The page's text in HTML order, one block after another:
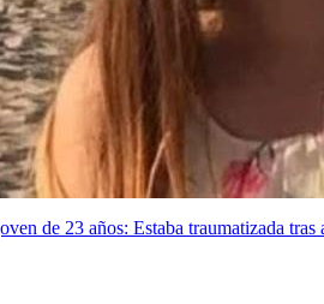
de 23 años: Estaba traumatizada tras